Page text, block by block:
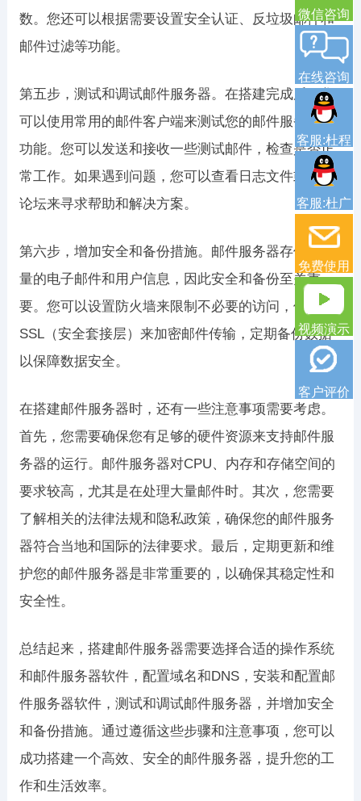
数。您还可以根据需要设置安全认证、反垃圾邮件和
邮件过滤等功能。
第五步，测试和调试邮件服务器。在搭建完成后，您
可以使用常用的邮件客户端来测试您的邮件服务器的
功能。您可以发送和接收一些测试邮件，检查是否正
常工作。如果遇到问题，您可以查看日志文件或在线
论坛来寻求帮助和解决方案。
第六步，增加安全和备份措施。邮件服务器存储了大
量的电子邮件和用户信息，因此安全和备份至关重
要。您可以设置防火墙来限制不必要的访问，使用
SSL（安全套接层）来加密邮件传输，定期备份数据
以保障数据安全。
在搭建邮件服务器时，还有一些注意事项需要考虑。
首先，您需要确保您有足够的硬件资源来支持邮件服
务器的运行。邮件服务器对CPU、内存和存储空间的
要求较高，尤其是在处理大量邮件时。其次，您需要
了解相关的法律法规和隐私政策，确保您的邮件服务
器符合当地和国际的法律要求。最后，定期更新和维
护您的邮件服务器是非常重要的，以确保其稳定性和
安全性。
总结起来，搭建邮件服务器需要选择合适的操作系统
和邮件服务器软件，配置域名和DNS，安装和配置邮
件服务器软件，测试和调试邮件服务器，并增加安全
和备份措施。通过遵循这些步骤和注意事项，您可以
成功搭建一个高效、安全的邮件服务器，提升您的工
作和生活效率。
微信咨询
在线咨询
客服:杜程
客服:杜广
免费使用
视频演示
客户评价